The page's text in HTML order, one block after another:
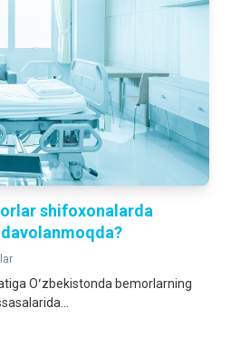
shifoxonalarda
Oʻzbekistonda bemorlarning